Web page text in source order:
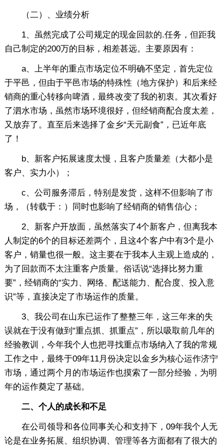
（二）、业绩分析
1、虽然完成了公司规定的现金回款的.任务，但距我
自己制定的200万的目标，相差甚远。主要原因有：
a、上半年的重点市场定位不明确不坚定，首先定位
于平邑，但由于平邑市场的特殊性（地方保护）和后来经
销商的重心转移向啤酒，最终改变了我的初衷。其次看好
了泗水市场，虽然市场环境很好，但经销商配合度太差，
又放弃了。直至后来选择了金乡“天元副食”，已近年底
了！
b、新客户拓展速度太慢，且客户质量差（大都小是
客户、实力小）；
c、公司服务滞后，特别是发货，这样不但影响了市
场，（转载于：）同时也影响了经销商的销售信心；
2、新客户开放面，虽然落实了4个新客户，但离我本
人制定的6个的目标还差两个，且这4个客户中有3个是小
客户，销量也很一般。这主要在于我本人主观上造成的，
为了回款而不太注重客户质量。俗话说“选择比努力重
要”，经销商的“实力、网络、配送能力、配合度、投入意
识”等，直接决定了市场运作的质量。
3、我公司在山东已运作了整整三年，这三年来的失
误就在于没有做到“重点抓、抓重点”，所以吸取前几年的
经验教训，今年我个人也把寻找重点市场纳入了我的常规
工作之中，最终于09年11月份决定以金乡为核心运作济宁
市场，通过两个月的市场运作也摸索了一部分经验，为明
年的运作奠定了基础。
二、个人的成长和不足
在公司领导和各位同事关心和支持下，09年我个人无
论是在业务拓展、组织协调、管理等各方面都有了很大的